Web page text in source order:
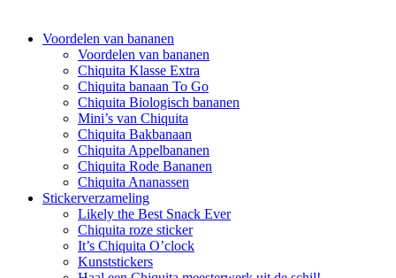
Voordelen van bananen
Voordelen van bananen
Chiquita Klasse Extra
Chiquita banaan To Go
Chiquita Biologisch bananen
Mini’s van Chiquita
Chiquita Bakbanaan
Chiquita Appelbananen
Chiquita Rode Bananen
Chiquita Ananassen
Stickerverzameling
Likely the Best Snack Ever
Chiquita roze sticker
It’s Chiquita O’clock
Kunststickers